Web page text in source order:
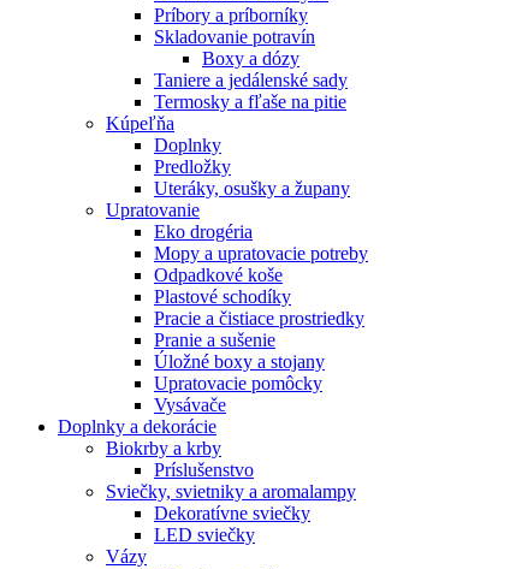
Príbory a príborníky
Skladovanie potravín
Boxy a dózy
Taniere a jedálenské sady
Termosky a fľaše na pitie
Kúpeľňa
Doplnky
Predložky
Uteráky, osušky a župany
Upratovanie
Eko drogéria
Mopy a upratovacie potreby
Odpadkové koše
Plastové schodíky
Pracie a čistiace prostriedky
Pranie a sušenie
Úložné boxy a stojany
Upratovacie pomôcky
Vysávače
Doplnky a dekorácie
Biokrby a krby
Príslušenstvo
Sviečky, svietniky a aromalampy
Dekoratívne sviečky
LED sviečky
Vázy